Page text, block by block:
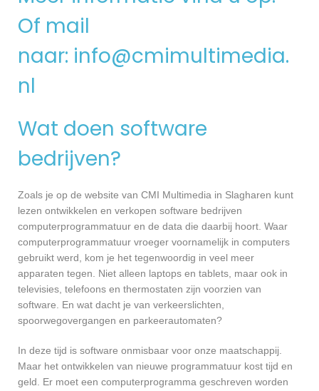
Of mail
naar: info@cmimultimedia.
nl
Wat doen software
bedrijven?
Zoals je op de website van CMI Multimedia in Slagharen kunt
lezen ontwikkelen en verkopen software bedrijven
computerprogrammatuur en de data die daarbij hoort. Waar
computerprogrammatuur vroeger voornamelijk in computers
gebruikt werd, kom je het tegenwoordig in veel meer
apparaten tegen. Niet alleen laptops en tablets, maar ook in
televisies, telefoons en thermostaten zijn voorzien van
software. En wat dacht je van verkeerslichten,
spoorwegovergangen en parkeerautomaten?
In deze tijd is software onmisbaar voor onze maatschappij.
Maar het ontwikkelen van nieuwe programmatuur kost tijd en
geld. Er moet een computerprogramma geschreven worden